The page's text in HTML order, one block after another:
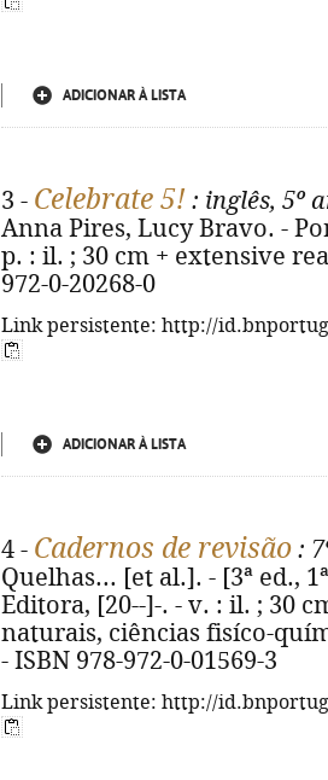
ADICIONAR À LISTA
3 - Celebrate 5! : inglês, 5º
Anna Pires, Lucy Bravo. -
p. : il. ; 30 cm + extensive
972-0-20268-0
Link persistente: http://
ADICIONAR À LISTA
4 - Cadernos de revisão :
Quelhas... [et al.]. - [3ª ed.,
Editora, [20--]-. - v. : il. ; 30
naturais, ciências fisíco-
- ISBN 978-972-0-01569-3
Link persistente: http://